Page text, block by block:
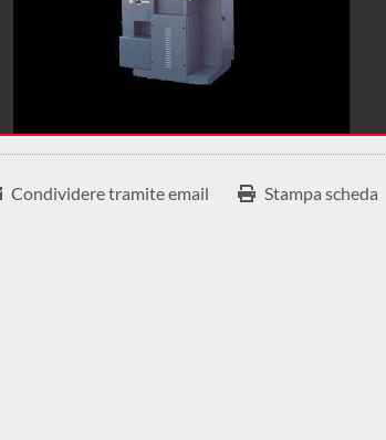
Condividere tramite email Stampa scheda